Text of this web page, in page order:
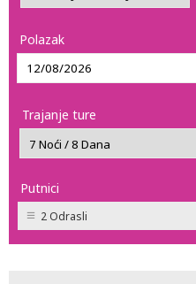
Polazak
Trajanje ture
Putnici
2 Odrasli